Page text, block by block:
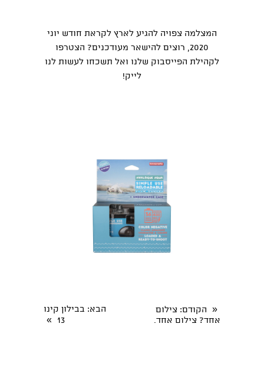
המצלמה צפויה להגיע לארץ לקראת חודש יוני
2020, רוצים להישאר מעודכנים?
הצטרפו
לקהילת הפייסבוק שלנו ואל תשכחו לעשות לנו
לייק!
« הקודם: צילום
אחד? צילום אחד.
הבא: בבילון קינו
13
»